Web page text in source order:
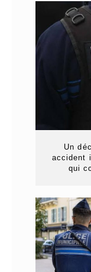
Un
accident
qui